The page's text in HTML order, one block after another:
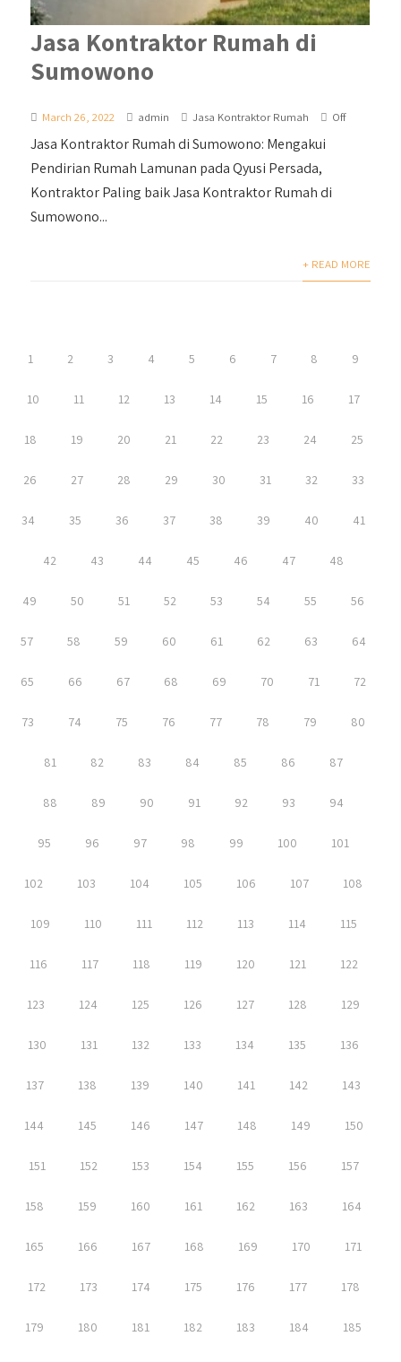
Jasa Kontraktor Rumah di
Sumowono
March 26, 2022 admin Jasa Kontraktor Rumah Off
Jasa Kontraktor Rumah di Sumowono: Mengakui
Pendirian Rumah Lamunan pada Qyusi Persada,
Kontraktor Paling baik Jasa Kontraktor Rumah di
Sumowono...
+ READ MORE
1 2 3 4 5 6 7 8 9
10 11 12 13 14 15 16 17
18 19 20 21 22 23 24 25
26 27 28 29 30 31 32 33
34 35 36 37 38 39 40 41
42 43 44 45 46 47 48
49 50 51 52 53 54 55 56
57 58 59 60 61 62 63 64
65 66 67 68 69 70 71 72
73 74 75 76 77 78 79 80
81 82 83 84 85 86 87
88 89 90 91 92 93 94
95 96 97 98 99 100 101
102 103 104 105 106 107 108
109 110 111 112 113 114 115
116 117 118 119 120 121 122
123 124 125 126 127 128 129
130 131 132 133 134 135 136
137 138 139 140 141 142 143
144 145 146 147 148 149 150
151 152 153 154 155 156 157
158 159 160 161 162 163 164
165 166 167 168 169 170 171
172 173 174 175 176 177 178
179 180 181 182 183 184 185